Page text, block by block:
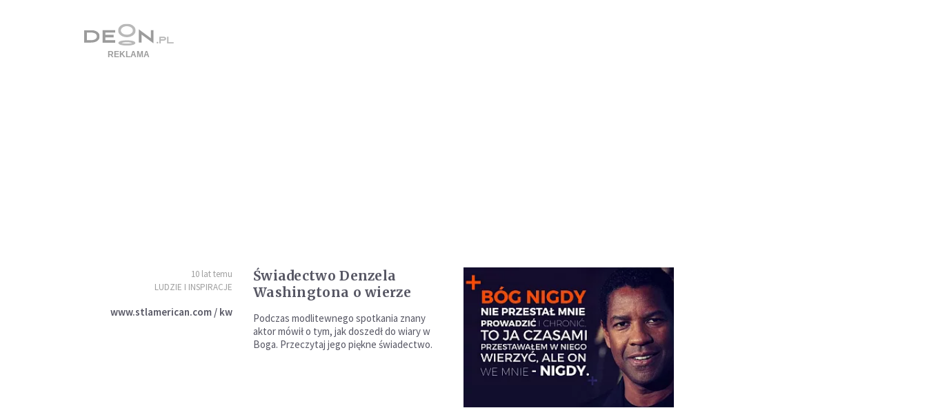
10 lat temu
LUDZIE I INSPIRACJE
www.stlamerican.com / kw
Świadectwo Denzela
Washingtona o wierze
Podczas modlitewnego spotkania znany
aktor mówił o tym, jak doszedł do wiary w
Boga. Przeczytaj jego piękne świadectwo.